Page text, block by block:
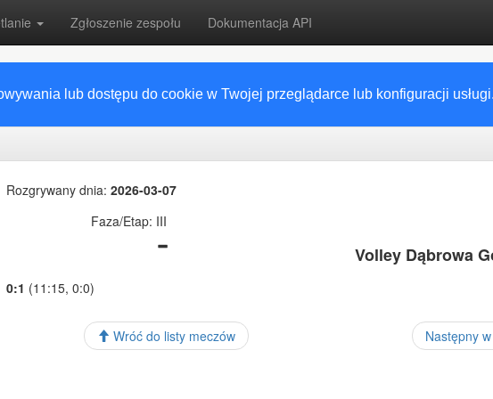
lub dostępu do cookie w Twojej przeglądarce lub konfiguracji usługi.
Zgłoszenie zespołu Dokumentacja API
Rozgrywany dnia:2026-03-07
Faza/Etap: III
Volley Dąbrowa
0:1 (11:15, 0:0)
Wróć do listy meczów Następny